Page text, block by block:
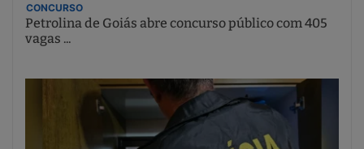
CONCURSO
Petrolina de Goiás abre concurso público com 405
vagas ...